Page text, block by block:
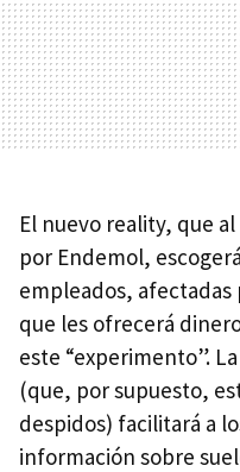
El nuevo reality, que
por Endemol,
empleados, afectadas
que les ofrecerá
este “experimento”.
(que, por supuesto,
despidos) facilitará a
información sobre